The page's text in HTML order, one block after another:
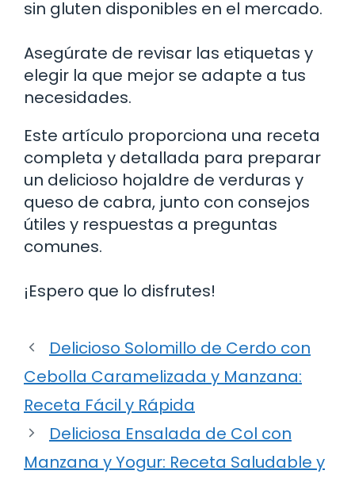
sin gluten disponibles en el mercado.
Asegúrate de revisar las etiquetas y
elegir la que mejor se adapte a tus
necesidades.
Este artículo proporciona una receta
completa y detallada para preparar
un delicioso hojaldre de verduras y
queso de cabra, junto con consejos
útiles y respuestas a preguntas
comunes.
¡Espero que lo disfrutes!
Delicioso Solomillo de Cerdo con
Cebolla Caramelizada y Manzana:
Receta Fácil y Rápida
Deliciosa Ensalada de Col con
Manzana y Yogur: Receta Saludable y